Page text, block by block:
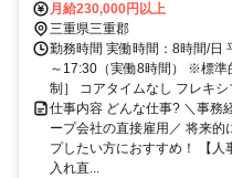
料駐車場完備・無料駐輪場完
月給230,000円以上
三重県三重郡
勤務時間 実働時間：8時間/日
～17:30（実働8時間） ※標準
制］ コアタイムなし フレキ
仕事内容 どんな仕事? ＼事務
ープ会社の直接雇用／ 将来的
プしたい方におすすめ！ 【
入れ直...